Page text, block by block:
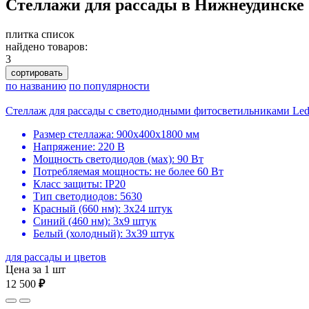
Стеллажи для рассады в Нижнеудинске
плитка список
найдено товаров:
3
сортировать
по названию по популярности
Стеллаж для рассады с светодиодными фитосветильниками
Размер стеллажа: 900х400х1800 мм
Напряжение: 220 В
Мощность светодиодов (мах): 90 Вт
Потребляемая мощность: не более 60 Вт
Класс защиты: IP20
Тип светодиодов: 5630
Красный (660 нм): 3х24 штук
Синий (460 нм): 3х9 штук
Белый (холодный): 3х39 штук
для рассады и цветов
Цена за 1 шт
12 500 ₽